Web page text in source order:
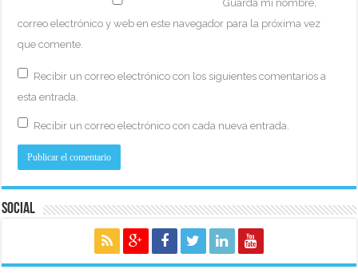
Guarda mi nombre,
correo electrónico y web en este navegador para la próxima vez
que comente.
Recibir un correo electrónico con los siguientes comentarios a
esta entrada.
Recibir un correo electrónico con cada nueva entrada.
Social